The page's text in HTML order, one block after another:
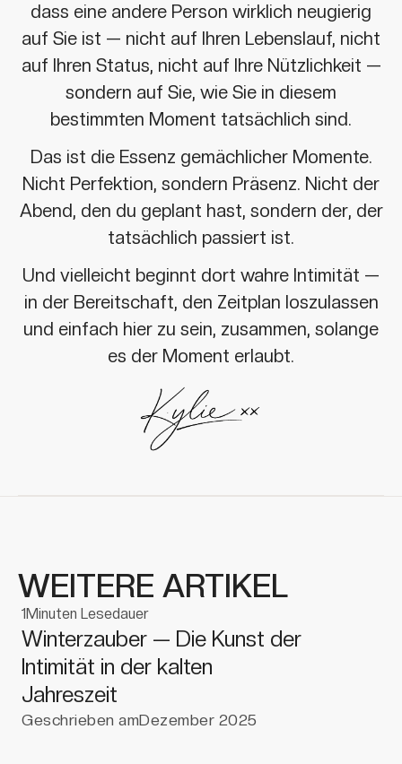
dass eine andere Person wirklich neugierig
auf Sie ist — nicht auf Ihren Lebenslauf, nicht
auf Ihren Status, nicht auf Ihre Nützlichkeit —
sondern auf Sie, wie Sie in diesem
bestimmten Moment tatsächlich sind.
Das ist die Essenz gemächlicher Momente.
Nicht Perfektion, sondern Präsenz. Nicht der
Abend, den du geplant hast, sondern der, der
tatsächlich passiert ist.
Und vielleicht beginnt dort wahre Intimität —
in der Bereitschaft, den Zeitplan loszulassen
und einfach hier zu sein, zusammen, solange
es der Moment erlaubt.
WEITERE ARTIKEL
1Minuten Lesedauer
Winterzauber — Die Kunst der
Intimität in der kalten
Jahreszeit
Geschrieben amDezember 2025